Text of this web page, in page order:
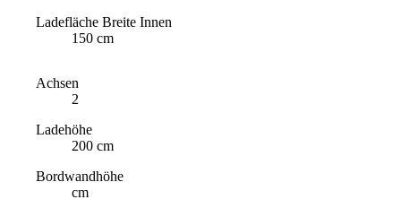
Ladefläche Breite Innen
150 cm
Achsen
2
Ladehöhe
200 cm
Bordwandhöhe
cm